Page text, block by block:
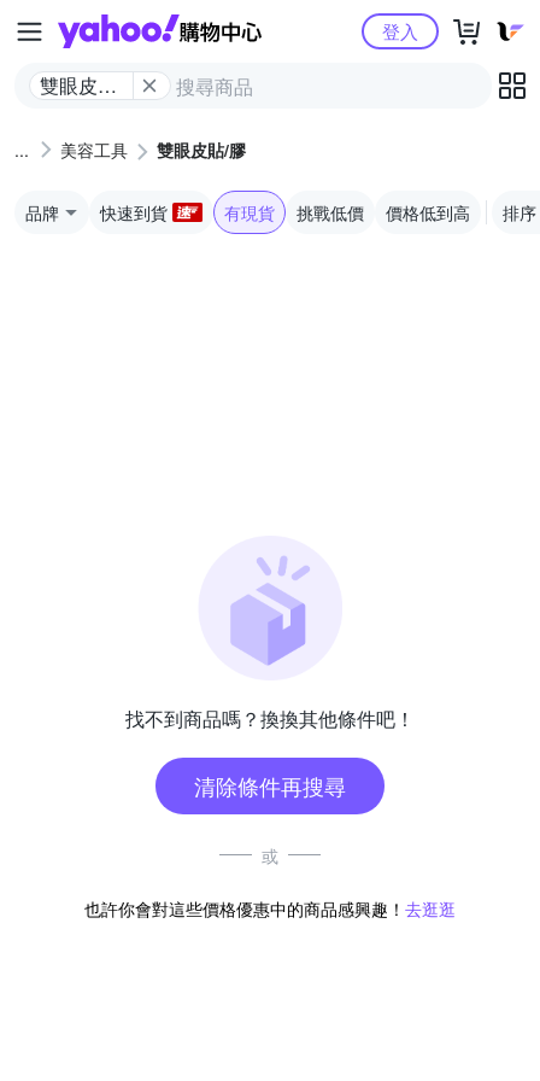
Yahoo購物中心
雙眼皮貼/
登入
美容工具 雙眼皮貼/膠
品牌 快速到貨 有現貨 挑戰低價 價格低到高 排序
找不到商品嗎？換換其他條件吧！
清除條件再搜尋
或
也許你會對這些價格優惠中的商品感興趣！ 去逛逛